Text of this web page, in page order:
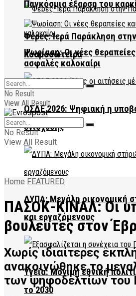
Φέρες: Ιερά Παράκληση
Κοσμοσώτειρα
ΟΣΔΕ 2026: Ψηφιακή η
ενίσχυσης
ΔΥΠΑ: Μεγάλη οικονομική
και εργαζόμενους
Υγεία: Μόνιμη εθνική
το 2030
Παγκόσμια έξαρση του
Ψωρίαση: Οι νέες θεραπείες
ασφαλές καλοκαίρι
No Result
View All Result
No Result
View All Result
Home FEATURED
ΠΑΣΟΚ-ΚΙΝΑΛ: Οι
βουλευτές στον
Χωρίς ιδιαίτερες
ανακοινώθηκε το
των ψηφοδελτίων του